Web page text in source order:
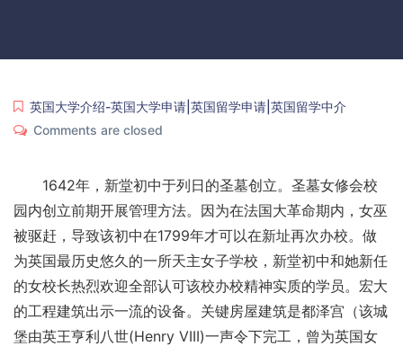
英国大学介绍-英国大学申请|英国留学申请|英国留学中介
Comments are closed
1642年，新堂初中于列日的圣墓创立。圣墓女修会校
园内创立前期开展管理方法。因为在法国大革命期内，女巫
被驱赶，导致该初中在1799年才可以在新址再次办校。做
为英国最历史悠久的一所天主女子学校，新堂初中和她新任
的女校长热烈欢迎全部认可该校办校精神实质的学员。宏大
的工程建筑出示一流的设备。关键房屋建筑是都泽宫（该城
堡由英王亨利八世(Henry VIII)一声令下完工，曾为英国女